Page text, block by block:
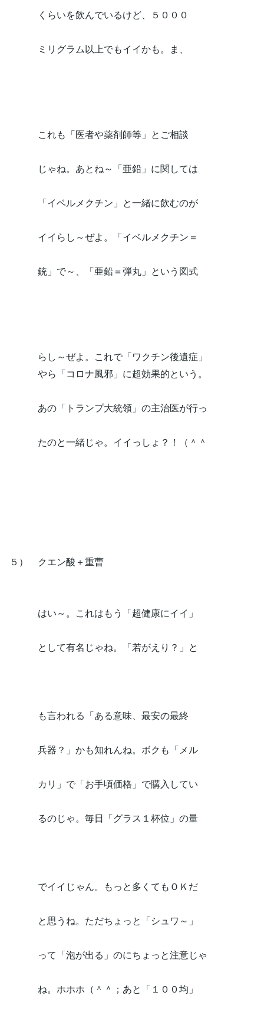
くらいを飲んでいるけど、５０００
ミリグラム以上でもイイかも。ま、
これも「医者や薬剤師等」とご相談
じゃね。あとね～「亜鉛」に関しては
「イベルメクチン」と一緒に飲むのが
イイらし～ぜよ。「イベルメクチン＝
銃」で～、「亜鉛＝弾丸」という図式
らし～ぜよ。これで「ワクチン後遺症」
やら「コロナ風邪」に超効果的という。
あの「トランプ大統領」の主治医が行っ
たのと一緒じゃ。イイっしょ？！（＾＾
５） クエン酸＋重曹
はい～。これはもう「超健康にイイ」
として有名じゃね。「若がえり？」と
も言われる「ある意味、最安の最終
兵器？」かも知れんね。ボクも「メル
カリ」で「お手頃価格」で購入してい
るのじゃ。毎日「グラス１杯位」の量
でイイじゃん。もっと多くてもＯＫだ
と思うね。ただちょっと「シュワ～」
って「泡が出る」のにちょっと注意じゃ
ね。ホホホ（＾＾；あと「１００均」